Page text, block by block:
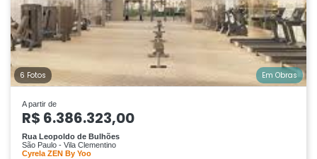
6 Fotos Em Obras
A partir de
R$ 6.386.323,00
Rua Leopoldo de Bulhões
São Paulo - Vila Clementino
Cyrela ZEN By Yoo